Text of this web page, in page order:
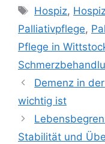
Hospiz,
Palliativpflege,
Pflege in
Demenz in
wichtig ist
Stabilität und